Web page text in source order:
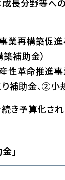
長分野等へ
業再構築促進
補助金）
性革命推進
り補助金、②
き予算化さ
」